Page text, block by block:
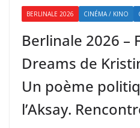
BERLINALE 2026 CINÉMA / KINO
Berlinale 2026 –
Dreams de
Un poème
l’Aksay.